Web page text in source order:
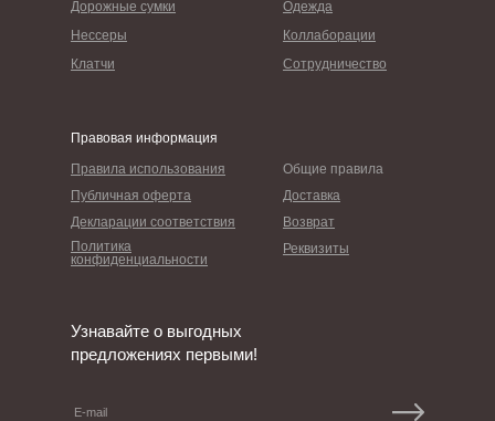
Правила использования
Правовая информация
Общие правила
Возврат
Декларации соответствия
Дорожные сумки Одежда
Реквизиты
Политика
конфиденциальности
Коллаборации
Нессеры
Доставка
Публичная оферта
Клатчи Сотрудничество
Узнавайте о выгодных
предложениях первыми!